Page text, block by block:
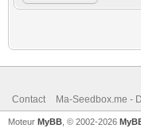
Contact Ma-Seedbox.me -
Moteur MyBB , © 2002-2026